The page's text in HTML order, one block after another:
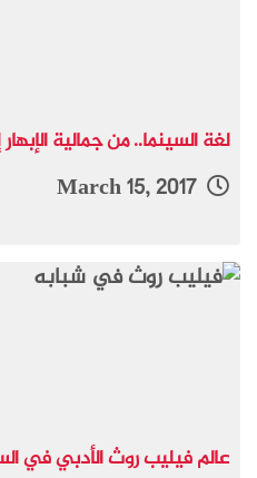
لغة السينما.. من جمالية
March 15, 2017
عالم فيليب روث الأدبي في